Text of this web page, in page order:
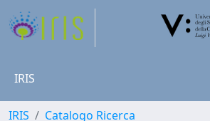
IRIS
IRIS
Catalogo Ricerca